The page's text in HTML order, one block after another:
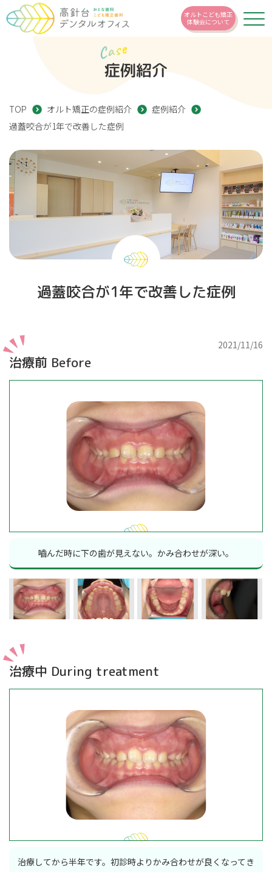
オルトこども矯正
体験会について
Case
症例紹介
TOP オルト矯正の症例紹介
症例紹介
過蓋咬合が1年で改善した症例
過蓋咬合が1年で改善した症例
2021/11/16
治療前 Before
嚙んだ時に下の歯が見えない。かみ合わせが深い。
治療中 During treatment
治療してから半年です。初診時よりかみ合わせが良くなってき